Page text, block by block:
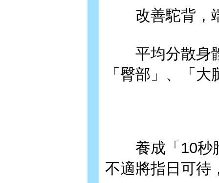
改善駝背，
平均分散身體
「臀部」、「
養成「10秒胸
不適將指日可待